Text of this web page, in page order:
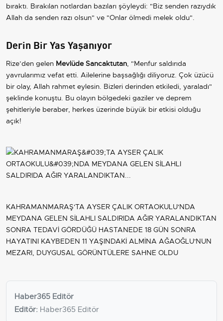
bıraktı. Bırakılan notlardan bazıları şöyleydi: "Biz senden razıydık
Allah da senden razı olsun" ve "Onlar ölmedi melek oldu".
Derin Bir Yas Yaşanıyor
Rize’den gelen Mevlüde Sancaktutan, "Menfur saldırıda
yavrularımız vefat etti. Ailelerine başsağlığı diliyoruz. Çok üzücü
bir olay, Allah rahmet eylesin. Bizleri derinden etkiledi, yaraladı"
şeklinde konuştu. Bu olayın bölgedeki gaziler ve deprem
şehitleriyle beraber, herkes üzerinde büyük bir etkisi olduğu
açık!
KAHRAMANMARAŞ'TA AYSER ÇALIK ORTAOKULU'NDA
MEYDANA GELEN SİLAHLI SALDIRIDA AĞIR YARALANDIKTAN
SONRA TEDAVİ GÖRDÜĞÜ HASTANEDE 18 GÜN SONRA
HAYATINI KAYBEDEN 11 YAŞINDAKİ ALMİNA AĞAOĞLU'NUN
MEZARI, DUYGUSAL GÖRÜNTÜLERE SAHNE OLDU
Haber365 Editör
Editör: Haber365 Editör